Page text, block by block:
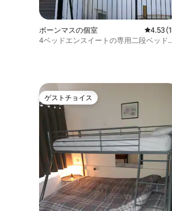
ボーンマスの個室 レビュ
4.53
4ベッドエンスイートの専用二段ベッド
ゲストチョイス
ゲストチョイス